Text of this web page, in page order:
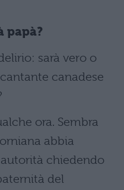
papà?
sarà vero o
canadese
ora. Sembra
abbia
chiedendo
del